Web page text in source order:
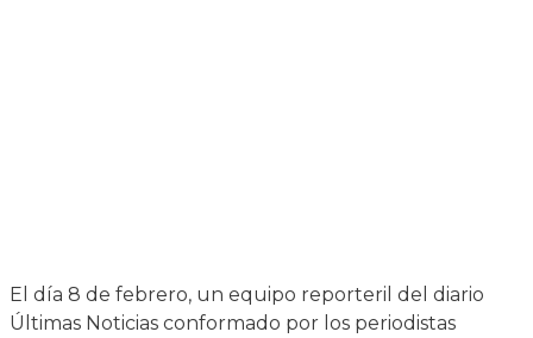
El día 8 de febrero, un equipo reporteril del diario
Últimas Noticias conformado por los periodistas